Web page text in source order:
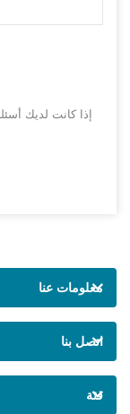
إذا كانت لديك
معلومات عنا
اتصل بنا
فئة